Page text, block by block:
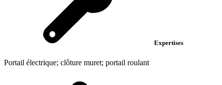
Expertises
Portail électrique; clôture muret; portail roulant